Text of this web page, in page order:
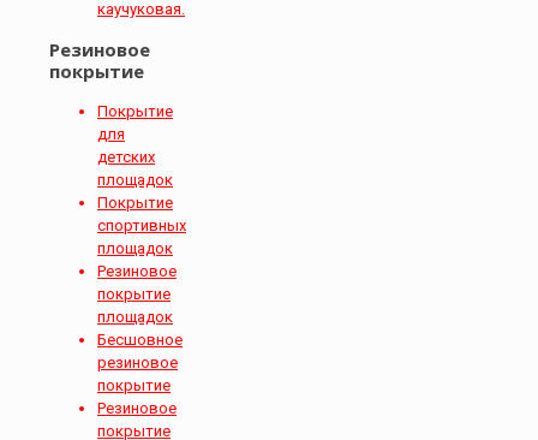
каучуковая.
Резиновое
покрытие
Покрытие
для
детских
площадок
Покрытие
спортивных
площадок
Резиновое
покрытие
площадок
Бесшовное
резиновое
покрытие
Резиновое
покрытие